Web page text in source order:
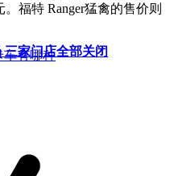
福特 Ranger猛禽的售价则
车有哪种
三家门店全部关闭